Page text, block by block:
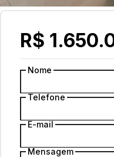
R$
Nome
Telefone
E-mail
Mensagem